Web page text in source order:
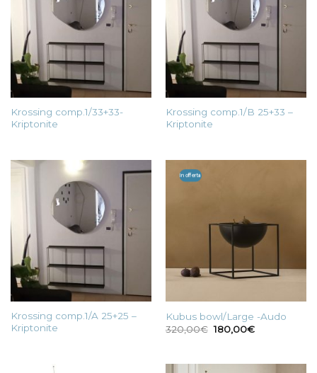
Krossing comp.1/33+33-
Kriptonite
Krossing comp.1/B 25+33 –
Kriptonite
Krossing comp.1/A 25+25 –
Kriptonite
In offerta
Kubus bowl/Large -Audo
320,00€ Il
prezzo
320,00€.
180,00€Il
180,00€.